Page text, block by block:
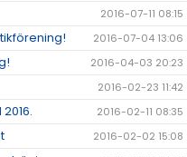
2016-07-11 08:15
2016-07-04 13:06
2016-04-03 20:23
2016-02-23 11:42
2016-02-11 08:35
2016-02-02 15:08